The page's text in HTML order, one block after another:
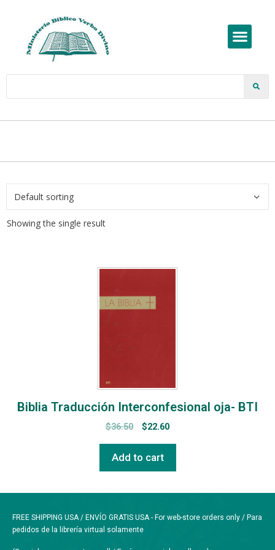
Showing the single result
Biblia Traducción Interconfesional oja- BTI
$36.50 $22.60
Add to cart
FREE SHIPPING USA / ENVÍO GRATIS USA - For web-store orders only / Para
pedidos de la librería virtual solamente